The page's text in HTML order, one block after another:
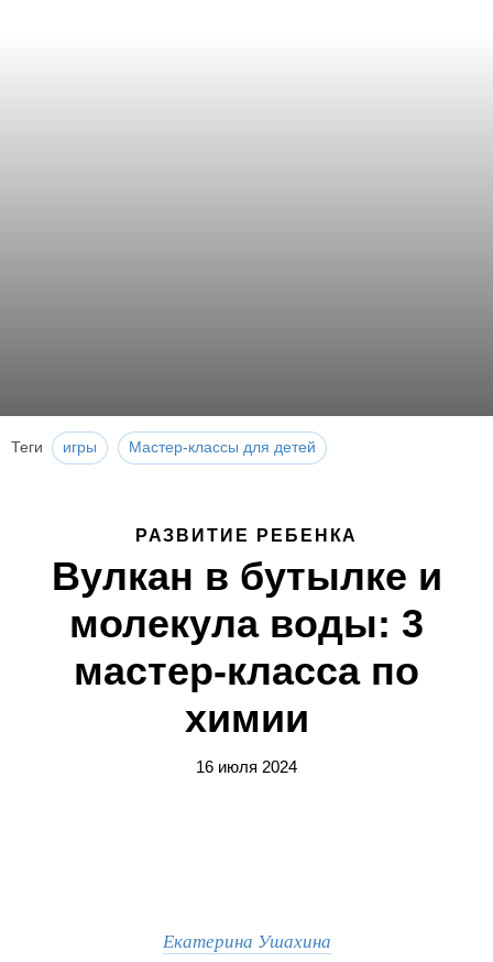
Теги игры Мастер-классы для детей
РАЗВИТИЕ РЕБЕНКА
Вулкан в бутылке и
молекула воды: 3
мастер-класса по
химии
16 июля 2024
Екатерина Ушахина